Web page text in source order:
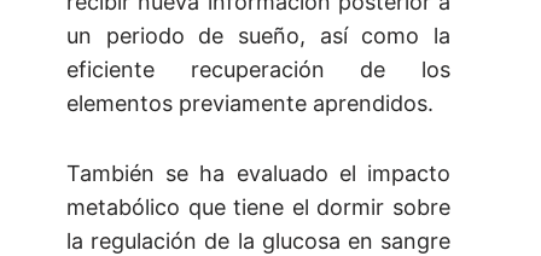
un periodo de sueño, así como la
eficiente recuperación de los
elementos previamente aprendidos.
También se ha evaluado el impacto
metabólico que tiene el dormir sobre
la regulación de la glucosa en sangre